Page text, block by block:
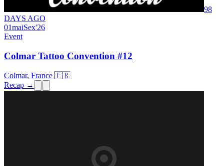
98
DAYS AGO
01maiSex'26
Event
Colmar Tattoo Convention #12
Colmar, France 🇫🇷
Recap →